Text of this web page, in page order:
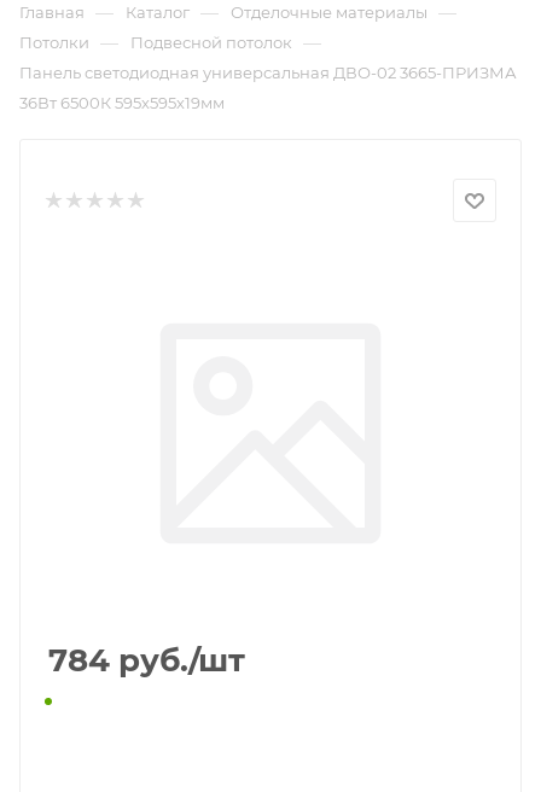
Главная — Каталог — Отделочные материалы —
Потолки — Подвесной потолок —
Панель светодиодная универсальная ДВО-02 3665-ПРИЗМА
36Вт 6500К 595х595х19мм
784 руб./шт